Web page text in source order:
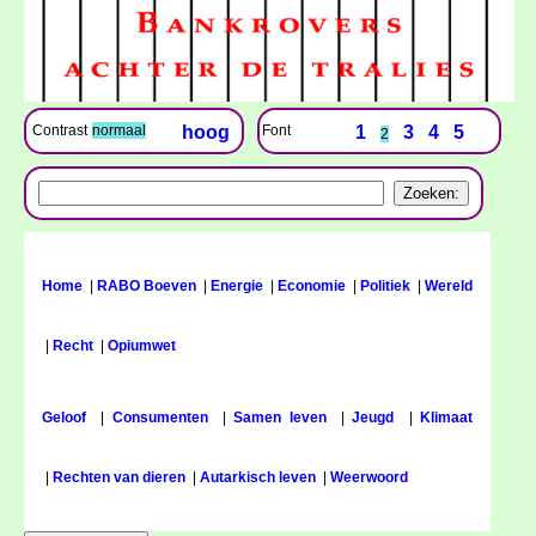
Contrast normaal hoog Font 1 2 3 4 5
Home RABO Boeven Energie Economie Politiek Wereld
Recht Opiumwet
Geloof Consumenten|Samen leven|Jeugd Klimaat
Rechten van dieren Autarkisch leven Weerwoord